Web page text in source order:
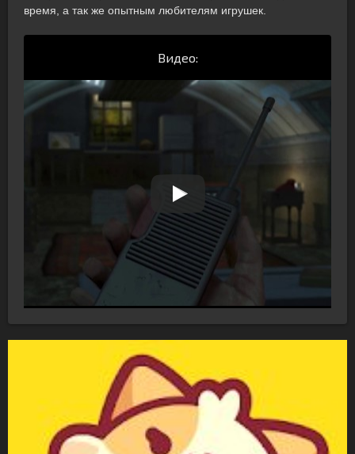
время, а так же опытным любителям игрушек.
Видео: